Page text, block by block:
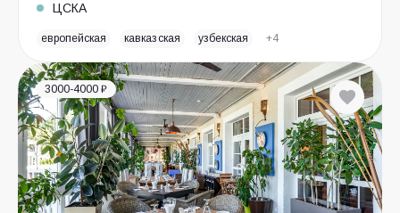
ЦСКА
европейская кавказская узбекская +4
3000-4000 ₽